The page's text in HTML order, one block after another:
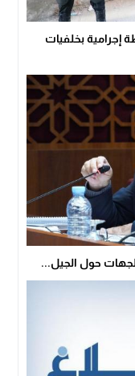
إجرامية بخلفيات
حول الجيل...